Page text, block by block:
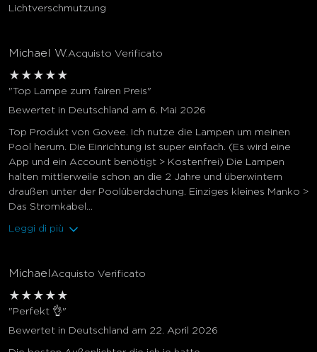
Lichtverschmutzung
Michael W.Acquisto Verificato
★ ★ ★ ★ ★
"Top Lampe zum fairen Preis"
Bewertet in Deutschland am 6. Mai 2026
Top Produkt von Govee. Ich nutze die Lampen um meinen
Pool herum. Die Einrichtung ist super einfach. (Es wird eine
App und ein Account benötigt > Kostenfrei) Die Lampen
halten mittlerweile schon an die 2 Jahre und überwintern
draußen unter der Poolüberdachung. Einziges kleines Manko >
Das Stromkabel...
Leggi di più
Michael Acquisto Verificato
★ ★ ★ ★ ★
"Perfekt 👌"
Bewertet in Deutschland am 22. April 2026